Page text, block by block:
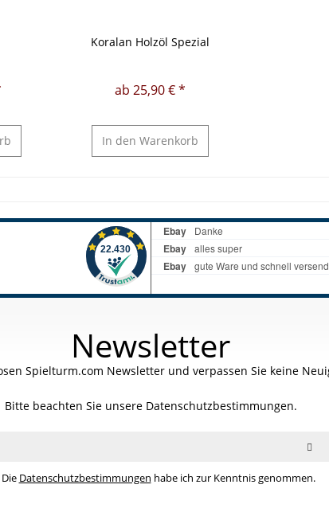
Koralan Holzöl Spezial
ab 25,90 € *
In den Warenkorb
Newsletter
Spielturm.com Newsletter und verpassen Sie keine
Bitte beachten Sie unsere Datenschutzbestimmungen.
Die Datenschutzbestimmungen habe ich zur Kenntnis genommen.